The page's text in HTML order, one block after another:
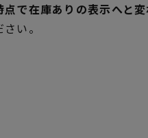
で在庫ありの表示へと
い。